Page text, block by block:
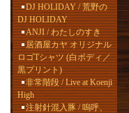
DJ HOLIDAY / 荒野の
DJ HOLIDAY
ANJI / わたしのすき
居酒屋カヤ オリジナル
ロゴTシャツ (白ボディ／
黒プリント)
非常階段 / Live at Koenji
High
注射針混入豚 / 嗚呼、